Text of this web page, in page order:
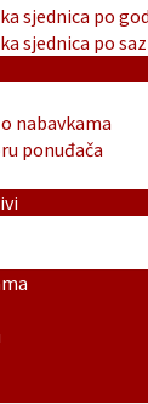
sjednica po
sjednica po
nabavkama
ponuđača